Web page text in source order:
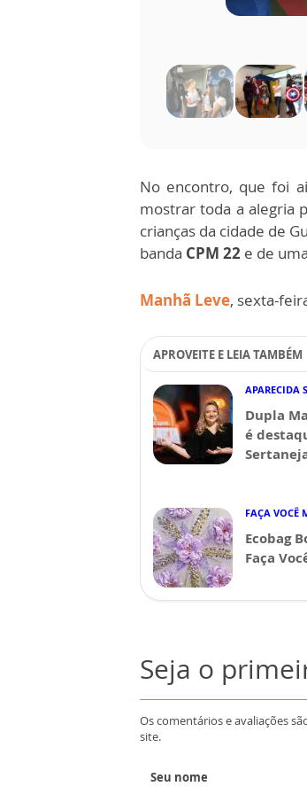
No encontro, que foi
mostrar toda a alegria
crianças da cidade de
banda CPM 22 e de
Manhã Leve, sexta-
APROVEITE E LEIA TAMBÉM
APARECIDA
Dupla
é
FAÇA VOCÊ
Ecobag
Faça
Seja o
Os comentários e avaliações
site.
Seu nome